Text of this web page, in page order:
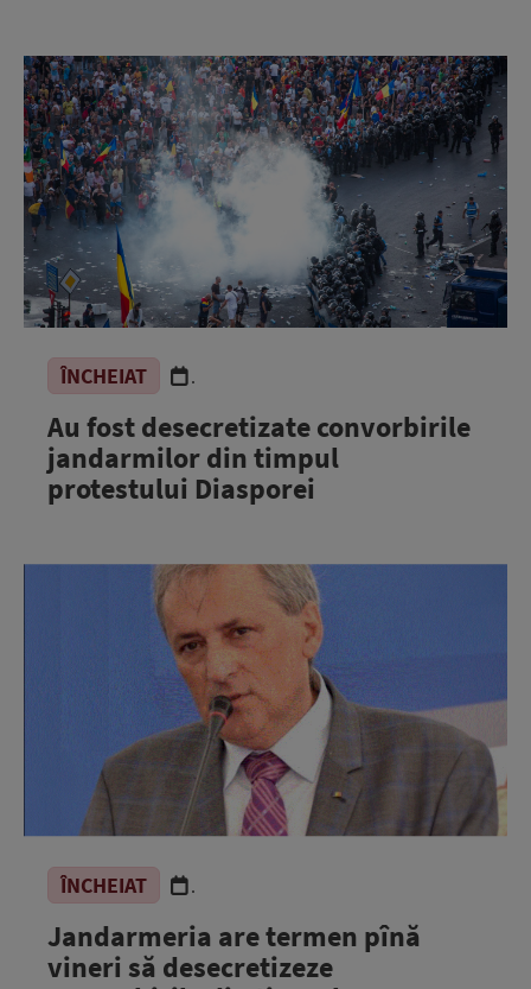
ÎNCHEIAT .
Au fost desecretizate convorbirile
jandarmilor din timpul
protestului Diasporei
ÎNCHEIAT .
Jandarmeria are termen pînă
vineri să desecretizeze